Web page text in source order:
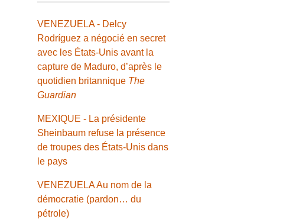
VENEZUELA - Delcy
Rodríguez a négocié en secret
avec les États-Unis avant la
capture de Maduro, d’après le
quotidien britannique The
Guardian
MEXIQUE - La présidente
Sheinbaum refuse la présence
de troupes des États-Unis dans
le pays
VENEZUELA Au nom de la
démocratie (pardon… du
pétrole)